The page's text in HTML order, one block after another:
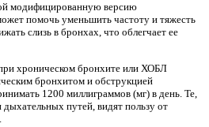
модифицированную версию
помочь уменьшить частоту и тяжесть
слизь в бронхах, что облегчает ее
хроническом бронхите или ХОБЛ
бронхитом и обструкцией
1200 миллиграммов (мг) в день. Те,
путей, видят пользу от